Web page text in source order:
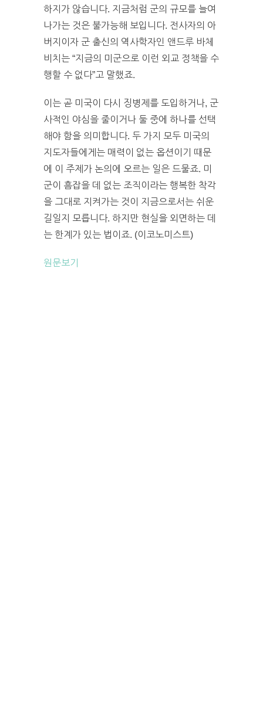
하지가 않습니다. 지금처럼 군의 규모를 늘여
나가는 것은 불가능해 보입니다. 전사자의 아
버지이자 군 출신의 역사학자인 앤드루 바체
비치는 “지금의 미군으로 이런 외교 정책을 수
행할 수 없다”고 말했죠.
이는 곧 미국이 다시 징병제를 도입하거나, 군
사적인 야심을 줄이거나 둘 중에 하나를 선택
해야 함을 의미합니다. 두 가지 모두 미국의
지도자들에게는 매력이 없는 옵션이기 때문
에 이 주제가 논의에 오르는 일은 드물죠. 미
군이 흠잡을 데 없는 조직이라는 행복한 착각
을 그대로 지켜가는 것이 지금으로서는 쉬운
길일지 모릅니다. 하지만 현실을 외면하는 데
는 한계가 있는 법이죠. (이코노미스트)
원문보기